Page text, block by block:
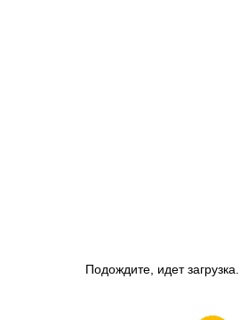
Подождите, идет загрузка...